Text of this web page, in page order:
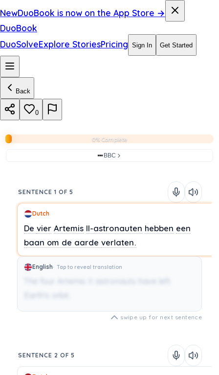
NewDuoBook is now on the App Store →
DuoBook
DuoSolveExplore StoriesPricing Sign In Get Started
Back
0
0% Complete
BBC
SENTENCE 1 OF 5
Dutch
De vier Artemis II-astronauten hebben een
baan om de aardeverlaten.
English Tap to reveal translation
swipe up for next sentence
SENTENCE 2 OF 5